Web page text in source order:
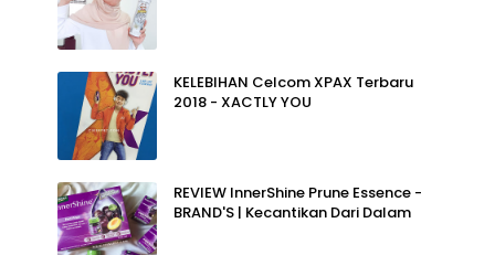
KELEBIHAN Celcom XPAX Terbaru
2018 - XACTLY YOU
REVIEW InnerShine Prune Essence -
BRAND'S | Kecantikan Dari Dalam